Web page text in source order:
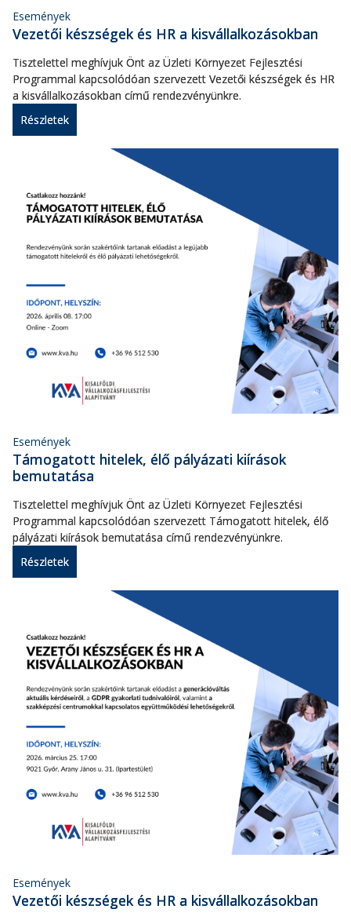
Események
Vezetői készségek és HR a kisvállalkozásokban
Tisztelettel meghívjuk Önt az Üzleti Környezet Fejlesztési
Programmal kapcsolódóan szervezett Vezetői készségek és HR
a kisvállalkozásokban című rendezvényünkre.
Részletek
Események
Támogatott hitelek, élő pályázati kiírások
bemutatása
Tisztelettel meghívjuk Önt az Üzleti Környezet Fejlesztési
Programmal kapcsolódóan szervezett Támogatott hitelek, élő
pályázati kiírások bemutatása című rendezvényünkre.
Részletek
Események
Vezetői készségek és HR a kisvállalkozásokban